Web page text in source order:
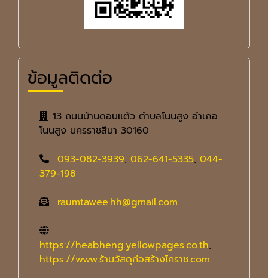
ข้อมูลติดต่อ
13 ถนนบ้านดอนแต้ว ตำบลโนนสูง อำเภอ
โนนสูง นครราชสีมา 30160
093-082-3939, 062-641-5335, 044-
379-198
raumtawee.hh@gmail.com
https://heabheng.yellowpages.co.th,
https://www.ร้านวัสดุก่อสร้างโคราช.com